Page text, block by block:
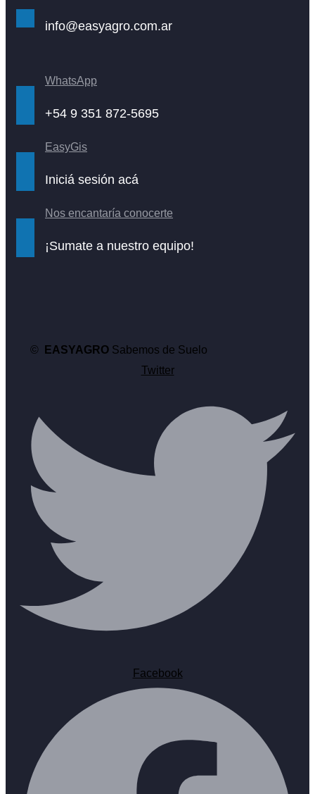
info@easyagro.com.ar
WhatsApp
+54 9 351 872-5695
EasyGis
Iniciá sesión acá
Nos encantaría conocerte
¡Sumate a nuestro equipo!
© EASYAGRO Sabemos de Suelo
Twitter
Facebook